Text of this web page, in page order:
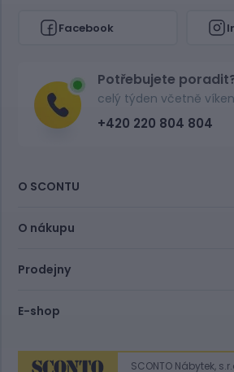
Facebook
Potřebujete
celý týden včetně
+420 220 804 804
O SCONTU
O nákupu
Prodejny
E-shop
SCONTO Nábytek,